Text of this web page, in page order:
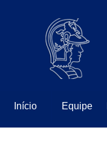
Início Equipe